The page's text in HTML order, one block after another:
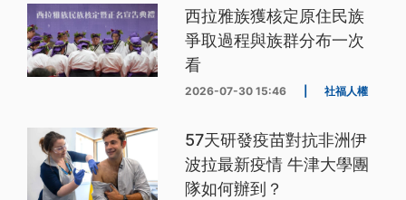
西拉雅族獲核定原住民族
爭取過程與族群分布一次
看
2026-07-30 15:46 社福人權
57天研發疫苗對抗非洲伊
波拉最新疫情 牛津大學團
隊如何辦到？